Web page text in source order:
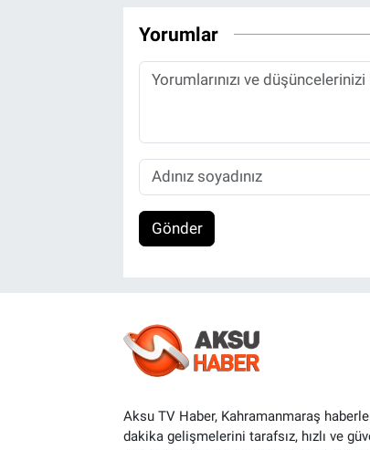
Yorumlar
Gönder
Aksu TV Haber, Kahramanmaraş
dakika gelişmelerini tarafsız, hızlı ve